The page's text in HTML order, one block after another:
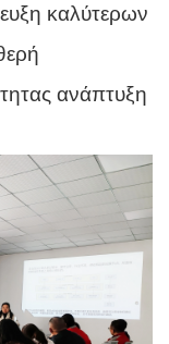
καλύτερων
ανάπτυξη